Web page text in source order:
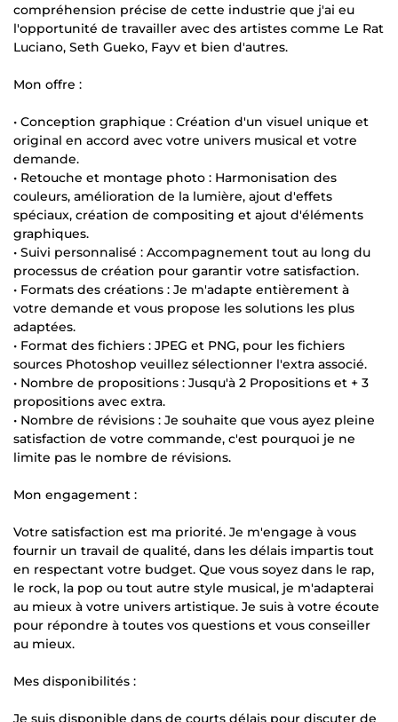
compréhension précise de cette industrie que j'ai eu
l'opportunité de travailler avec des artistes comme Le Rat
Luciano, Seth Gueko, Fayv et bien d'autres.
Mon offre :
• Conception graphique : Création d'un visuel unique et
original en accord avec votre univers musical et votre
demande.
• Retouche et montage photo : Harmonisation des
couleurs, amélioration de la lumière, ajout d'effets
spéciaux, création de compositing et ajout d'éléments
graphiques.
• Suivi personnalisé : Accompagnement tout au long du
processus de création pour garantir votre satisfaction.
• Formats des créations : Je m'adapte entièrement à
votre demande et vous propose les solutions les plus
adaptées.
• Format des fichiers : JPEG et PNG, pour les fichiers
sources Photoshop veuillez sélectionner l'extra associé.
• Nombre de propositions : Jusqu'à 2 Propositions et + 3
propositions avec extra.
• Nombre de révisions : Je souhaite que vous ayez pleine
satisfaction de votre commande, c'est pourquoi je ne
limite pas le nombre de révisions.
Mon engagement :
Votre satisfaction est ma priorité. Je m'engage à vous
fournir un travail de qualité, dans les délais impartis tout
en respectant votre budget. Que vous soyez dans le rap,
le rock, la pop ou tout autre style musical, je m'adapterai
au mieux à votre univers artistique. Je suis à votre écoute
pour répondre à toutes vos questions et vous conseiller
au mieux.
Mes disponibilités :
Je suis disponible dans de courts délais pour discuter de